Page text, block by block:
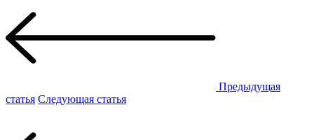
Предыдущая
статья Следующая статья